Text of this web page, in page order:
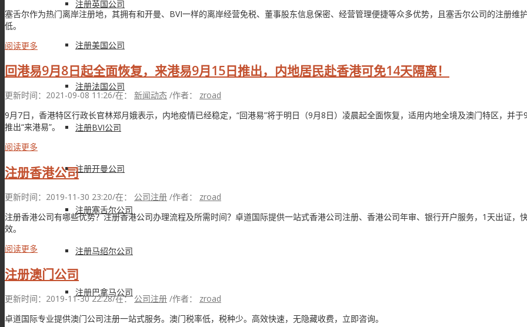
注册英国公司
注册美国公司
注册法国公司
注册BVI公司
注册开曼公司
注册塞舌尔公司
注册马绍尔公司
注册巴拿马公司
塞舌尔作为热门离岸注册地，其拥有和开曼、BVI一样的离岸经营免税、董事股东信息保密、经营管理便捷等众多优势，且塞舌尔公司的注册维
低。
阅读更多
回港易9月8日起全面恢复，来港易9月15日推出，内地居民赴香港可免14天隔离！
更新时间：2021-09-08 11:26/在： 新闻动态 /作者： zroad
9月7日，香港特区行政长官林郑月娥表示，内地疫情已经稳定，“回港易”将于明日（9月8日）凌晨起全面恢复，适用内地全境及澳门特区，并于
推出“来港易”。
阅读更多
注册香港公司
更新时间：2019-11-30 23:20/在： 公司注册 /作者： zroad
注册香港公司有哪些优势？注册香港公司办理流程及所需时间？卓道国际提供一站式香港公司注册、香港公司年审、银行开户服务，1天出证，
效。
阅读更多
注册澳门公司
更新时间：2019-11-30 22:28/在：公司注册 /作者： zroad
卓道国际专业提供澳门公司注册一站式服务。澳门税率低，税种少。高效快速，无隐藏收费，立即咨询。